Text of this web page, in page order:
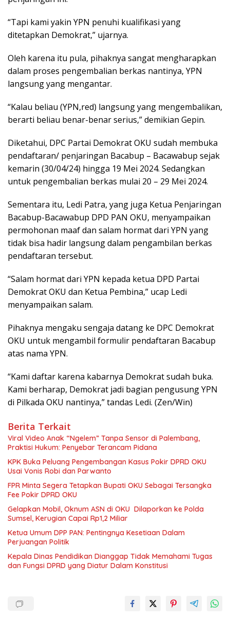
“Tapi kami yakin YPN penuhi kualifikasi yang
ditetapkan Demokrat,” ujarnya.
Oleh karena itu pula, pihaknya sangat mengharapkan
dalam proses pengembalian berkas nantinya, YPN
langsung yang mengantar.
“Kalau beliau (YPN,red) langsung yang mengembalikan,
berarti beliau benar-benar serius,” demikian Gepin.
Diketahui, DPC Partai Demokrat OKU sudah membuka
pendaftaran/ penjaringan Bacabup – Bacawabup sejak
kemarin (30/04/24) hingga 19 Mei 2024. Sedangkan
untuk pengembalian berkas mulai 20 – 29 Mei 2024.
Sementara itu, Ledi Patra, yang juga Ketua Penjaringan
Bacabup-Bacawabup DPD PAN OKU, menyampaikan
permohonan maaf dan salam hormat dari YPN yang
tidak bisa hadir langsung dalam pengambilan berkas
pendaftaran tersebut.
“Salam hormat dari YPN kepada ketua DPD Partai
Demokrat OKU dan Ketua Pembina,” ucap Ledi
menyampaikan salam.
Pihaknya mengaku sengaja datang ke DPC Demokrat
OKU untuk mengambil formulir pendaftaran Bacabup
atas nama YPN.
“Kami daftar karena kabarnya Demokrat sudah buka.
Kami berharap, Demokrat jadi bagian pengusung YPN
di Pilkada OKU nantinya,” tandas Ledi. (Zen/Win)
Berita Terkait
Viral Video Anak “Ngelem” Tanpa Sensor di Palembang,
Praktisi Hukum: Penyebar Terancam Pidana
KPK Buka Peluang Pengembangan Kasus Pokir DPRD OKU
Usai Vonis Robi dan Parwanto
FPR Minta Segera Tetapkan Bupati OKU Sebagai Tersangka
Fee Pokir DPRD OKU
Gelapkan Mobil, Oknum ASN di OKU Dilaporkan ke Polda
Sumsel, Kerugian Capai Rp1,2 Miliar
Ketua Umum DPP PAN: Pentingnya Kesetiaan Dalam
Perjuangan Politik
Kepala Dinas Pendidikan Dianggap Tidak Memahami Tugas
dan Fungsi DPRD yang Diatur Dalam Konstitusi